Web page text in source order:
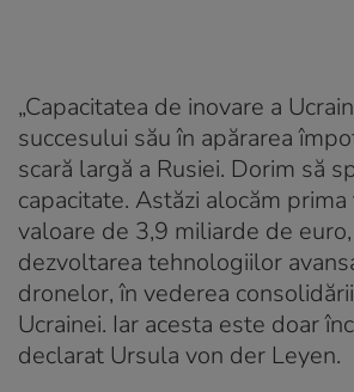
„Capacitatea de inovare a
succesului său în apărarea
scară largă a Rusiei. Dorim să
capacitate. Astăzi alocăm prima
valoare de 3,9 miliarde de
dezvoltarea tehnologiilor
dronelor, în vederea
Ucrainei. Iar acesta este doar
declarat Ursula von der Leyen.